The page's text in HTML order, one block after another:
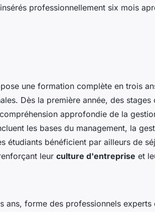
professionnellement six mois
une formation complète en trois
Dès la première année, des
approfondie de la
les bases du management, la
étudiants bénéficient par ailleurs de
leur culture d'entreprise et
ans, forme des professionnels experts